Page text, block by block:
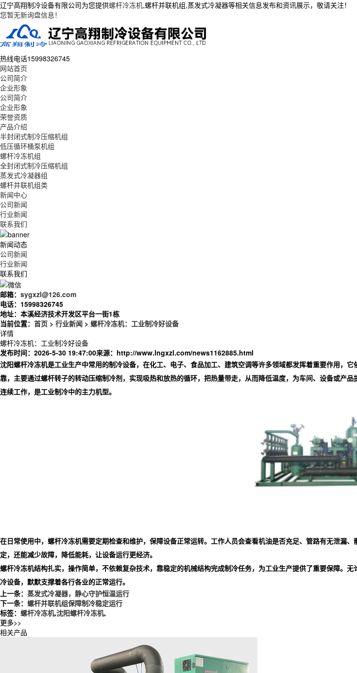
辽宁高翔制冷设备有限公司为您提供螺杆冷冻机,螺杆并联机组,蒸发式冷凝器等相关信息发布和资讯展示，敬请关注！
您暂无新询盘信息！
热线电话15998326745
网站首页
公司简介
企业形象
公司简介
企业形象
荣誉资质
产品介绍
半封闭式制冷压缩机组
低压循环桶泵机组
螺杆冷冻机组
全封闭式制冷压缩机组
蒸发式冷凝器组
螺杆并联机组类
新闻中心
公司新闻
行业新闻
联系我们
新闻动态
公司新闻
行业新闻
联系我们
邮箱： sygxzl@126.com
电话： 15998326745
地址： 本溪经济技术开发区平台一街1栋
当前位置： 首页 > 行业新闻 > 螺杆冷冻机：工业制冷好设备
详情
螺杆冷冻机：工业制冷好设备
发布时间：2026-5-30 19:47:00来源： http://www.lngxzl.com/news1162885.html
沈阳螺杆冷冻机是工业生产中常用的制冷设备，在化工、电子、食品加工、建筑空调等许多领域都发挥着重要作用，
靠，主要通过螺杆转子的转动压缩制冷剂，实现吸热和放热的循环，把热量带走，从而降低温度，为车间、设备或产
连续工作，是工业制冷中的主力机型。
在日常使用中，螺杆冷冻机需要定期检查和维护，保障设备正常运转。工作人员会查看机油是否充足、管路有无泄漏
定，还能减少故障，降低能耗，让设备运行更经济。
螺杆冷冻机结构扎实，操作简单，不依赖复杂技术，靠稳定的机械结构完成制冷任务，为工业生产提供了重要保障。
冷设备，默默支撑着各行各业的正常运行。
上一条： 蒸发式冷凝器，静心守护恒温运行
下一条： 螺杆并联机组保障制冷稳定运行
标签： 螺杆冷冻机,沈阳螺杆冷冻机,
更多>>
相关产品